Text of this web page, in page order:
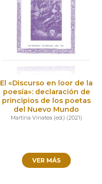
El «Discurso en loor de la
poesía»: declaración de
principios de los poetas
del Nuevo Mundo
Martina Vinatea (ed.) (2021)
VER MÁS